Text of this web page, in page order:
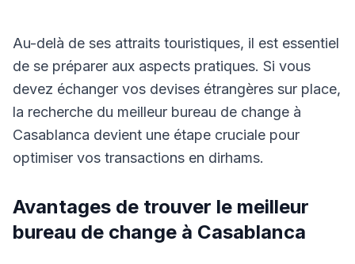
Au-delà de ses attraits touristiques, il est essentiel
de se préparer aux aspects pratiques. Si vous
devez échanger vos devises étrangères sur place,
la recherche du meilleur bureau de change à
Casablanca devient une étape cruciale pour
optimiser vos transactions en dirhams.
Avantages de trouver le meilleur
bureau de change à Casablanca